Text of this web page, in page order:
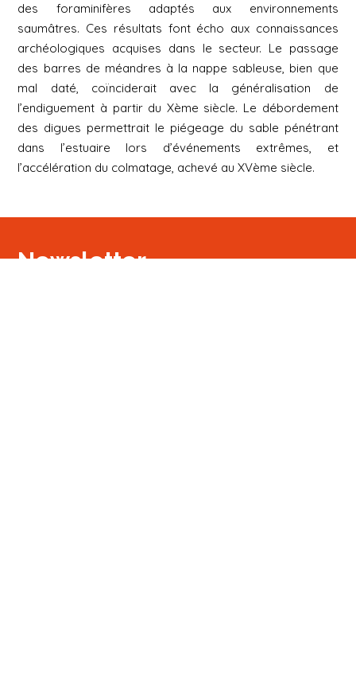
des foraminifères adaptés aux environnements
saumâtres. Ces résultats font écho aux connaissances
archéologiques acquises dans le secteur. Le passage
des barres de méandres à la nappe sableuse, bien que
mal daté, coïnciderait avec la généralisation de
l’endiguement à partir du Xème siècle. Le débordement
des digues permettrait le piégeage du sable pénétrant
dans l’estuaire lors d’événements extrêmes, et
l’accélération du colmatage, achevé au XVème siècle.
Newsletter